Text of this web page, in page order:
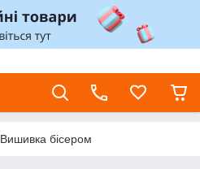
Вишивка бісером